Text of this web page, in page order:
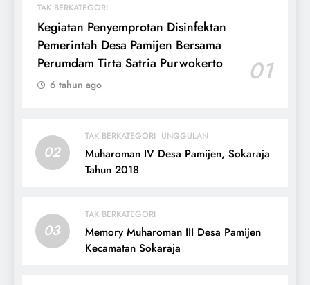
TAK BERKATEGORI
Kegiatan Penyemprotan Disinfektan
Pemerintah Desa Pamijen Bersama
Perumdam Tirta Satria Purwokerto
01
6 tahun ago
02
TAK BERKATEGORI UNGGULAN
Muharoman IV Desa Pamijen, Sokaraja
Tahun 2018
03
TAK BERKATEGORI
Memory Muharoman III Desa Pamijen
Kecamatan Sokaraja